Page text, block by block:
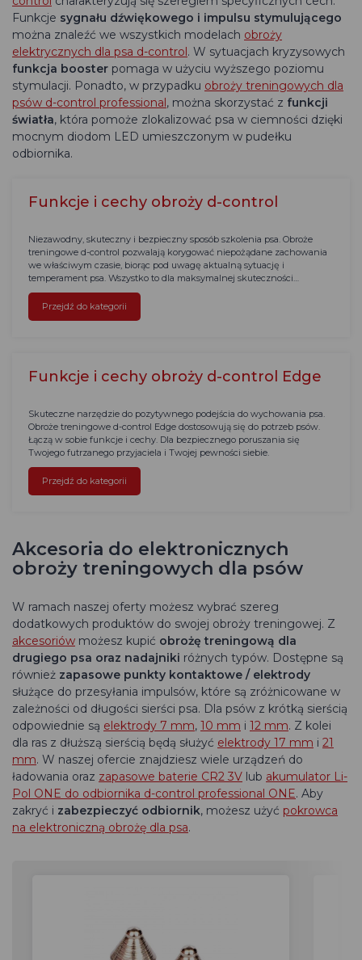
Funkcje sygnału dźwiękowego i impulsu stymulującego
można znaleźć we wszystkich modelach obroży
elektrycznych dla psa d-control. W sytuacjach kryzysowych
funkcja booster pomaga w użyciu wyższego poziomu
stymulacji. Ponadto, w przypadku obroży treningowych dla
psów d-control professional, można skorzystać z funkcji
światła, która pomoże zlokalizować psa w ciemności dzięki
mocnym diodom LED umieszczonym w pudełku
odbiornika.
Funkcje i cechy obroży d-control
Niezawodny, skuteczny i bezpieczny sposób szkolenia psa. Obroże
treningowe d-control pozwalają korygować niepożądane zachowania
we właściwym czasie, biorąc pod uwagę aktualną sytuację i
temperament psa. Wszystko to dla maksymalnej skuteczności…
Przejdź do kategorii
Funkcje i cechy obroży d-control Edge
Skuteczne narzędzie do pozytywnego podejścia do wychowania psa.
Obroże treningowe d-control Edge dostosowują się do potrzeb psów.
Łączą w sobie funkcje i cechy. Dla bezpiecznego poruszania się
Twojego futrzanego przyjaciela i Twojej pewności siebie.
Przejdź do kategorii
Akcesoria do elektronicznych
obroży treningowych dla psów
W ramach naszej oferty możesz wybrać szereg
dodatkowych produktów do swojej obroży treningowej. Z
akcesoriów możesz kupić obrożę treningową dla
drugiego psa oraz nadajniki różnych typów. Dostępne są
również zapasowe punkty kontaktowe / elektrody
służące do przesyłania impulsów, które są zróżnicowane w
zależności od długości sierści psa. Dla psów z krótką sierścią
odpowiednie są elektrody 7 mm, 10 mm i 12 mm. Z kolei
dla ras z dłuższą sierścią będą służyć elektrody 17 mm i 21
mm. W naszej ofercie znajdziesz wiele urządzeń do
ładowania oraz zapasowe baterie CR2 3V lub akumulator Li-
Pol ONE do odbiornika d-control professional ONE. Aby
zakryć i zabezpieczyć odbiornik, możesz użyć pokrowca
na elektroniczną obrożę dla psa.